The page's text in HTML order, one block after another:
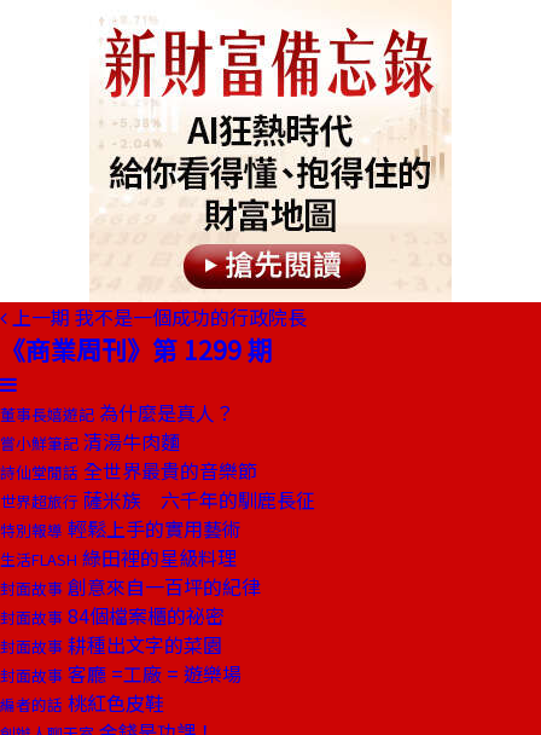
上一期 我不是一個成功的行政院長
《商業周刊》第 1299 期
董事長嬉遊記 為什麼是真人？
嘗小鮮筆記 清湯牛肉麵
詩仙堂閒話 全世界最貴的音樂節
世界超旅行 薩米族 六千年的馴鹿長征
特別報導 輕鬆上手的實用藝術
生活FLASH 綠田裡的星級料理
封面故事 創意來自一百坪的紀律
封面故事 84個檔案櫃的祕密
封面故事 耕種出文字的菜園
封面故事 客廳 =工廠 = 遊樂場
編者的話 桃紅色皮鞋